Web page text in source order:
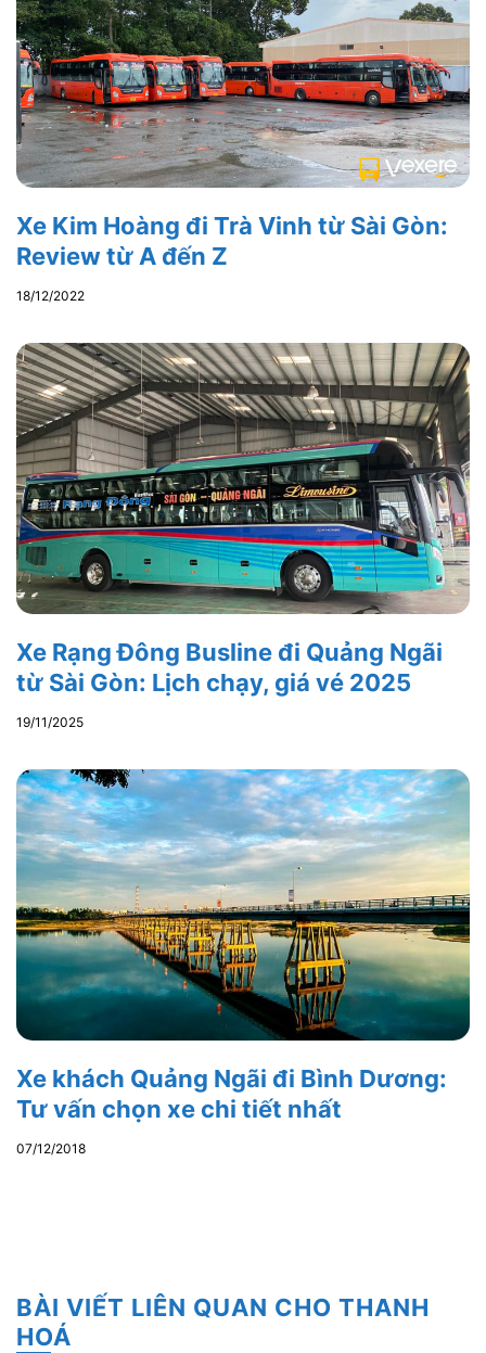
Xe Kim Hoàng đi Trà Vinh từ Sài Gòn:
Review từ A đến Z
18/12/2022
Xe Rạng Đông Busline đi Quảng Ngãi
từ Sài Gòn: Lịch chạy, giá vé 2025
19/11/2025
Xe khách Quảng Ngãi đi Bình Dương:
Tư vấn chọn xe chi tiết nhất
07/12/2018
BÀI VIẾT LIÊN QUAN CHO THANH
HOÁ